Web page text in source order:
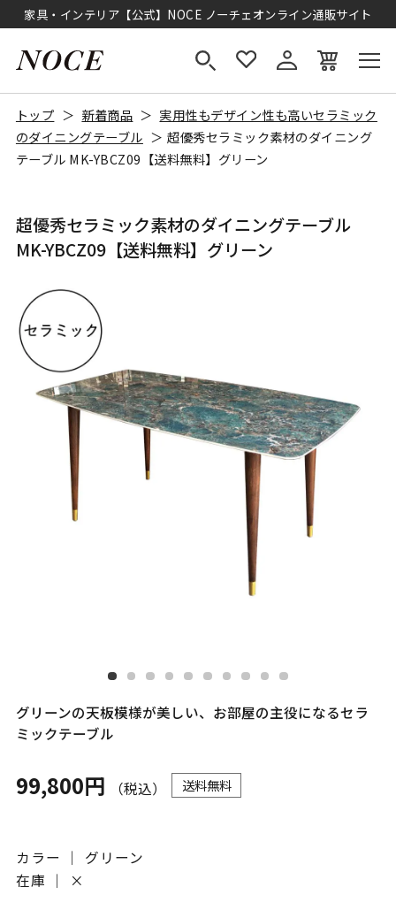
家具・インテリア【公式】NOCE ノーチェオンライン通販サイト
トップ 新着商品
実用性もデザイン性も高いセラミック
のダイニングテーブル
超優秀セラミック素材のダイニング
テーブル MK-YBCZ09【送料無料】グリーン
超優秀セラミック素材のダイニングテーブル
MK-YBCZ09【送料無料】グリーン
グリーンの天板模様が美しい、お部屋の主役になるセラ
ミックテーブル
99,800円 （税込） 送料無料
カラー ｜ グリーン
在庫 ｜
×